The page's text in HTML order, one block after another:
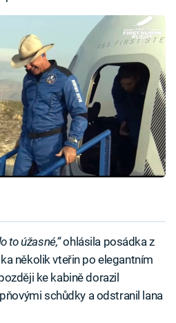
to úžasné,“ohlásila posádka z
několik vteřin po elegantním
ke kabině dorazil
schůdky a odstranil lana